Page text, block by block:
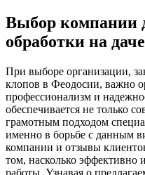
Выбор компании
обработки на
При выборе организации,
клопов в Феодосии, важно
профессионализм и
обеспечивается не только
грамотным подходом
именно в борьбе с данным
компании и отзывы
том, насколько эффективно